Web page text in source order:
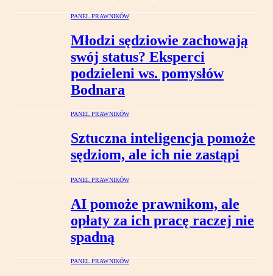
PANEL PRAWNIKÓW
Młodzi sędziowie zachowają
swój status? Eksperci
podzieleni ws. pomysłów
Bodnara
PANEL PRAWNIKÓW
Sztuczna inteligencja pomoże
sędziom, ale ich nie zastąpi
PANEL PRAWNIKÓW
AI pomoże prawnikom, ale
opłaty za ich pracę raczej nie
spadną
PANEL PRAWNIKÓW